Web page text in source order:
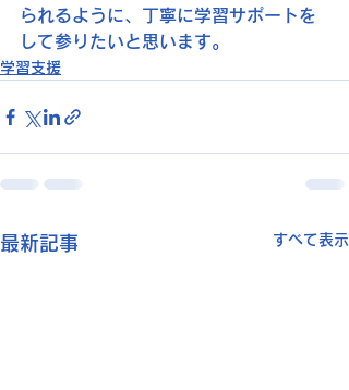
られるように、丁寧に学習サポートを
して参りたいと思います。
学習支援
最新記事 すべて表示